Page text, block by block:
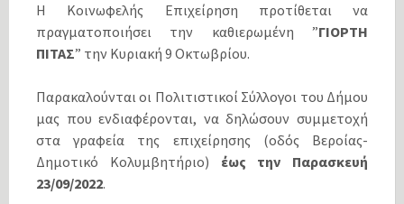
Η Κοινωφελής Επιχείρηση προτίθεται να
πραγματοποιήσει την καθιερωμένη ”ΓΙΟΡΤΗ
ΠΙΤΑΣ” την Κυριακή 9 Οκτωβρίου.
Παρακαλούνται οι Πολιτιστικοί Σύλλογοι του Δήμου
μας που ενδιαφέρονται, να δηλώσουν συμμετοχή
στα γραφεία της επιχείρησης (οδός Βεροίας-
Δημοτικό Κολυμβητήριο) έως την Παρασκευή
23/09/2022.